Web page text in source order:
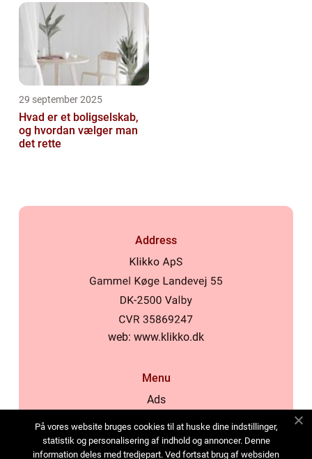
29 september 2025
Hvad er et boligselskab,
og hvordan vælger man
det rette
Address
web: www.klikko.dk
Menu
Ads
Cookies
Contact
På vores website bruges cookies til at huske dine indstillinger,
statistik og personalisering af indhold og annoncer. Denne
information deles med tredjepart. Ved fortsat brug af websiden